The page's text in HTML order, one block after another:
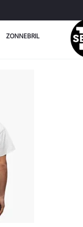
ZONNEBRIL